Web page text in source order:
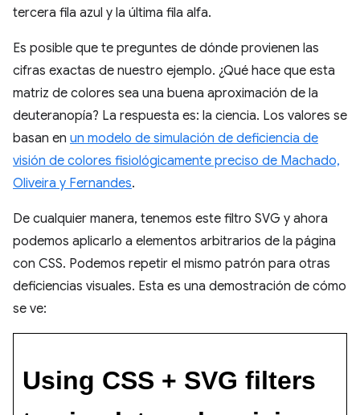
tercera fila azul y la última fila alfa.
Es posible que te preguntes de dónde provienen las
cifras exactas de nuestro ejemplo. ¿Qué hace que esta
matriz de colores sea una buena aproximación de la
deuteranopía? La respuesta es: la ciencia. Los valores se
basan en un modelo de simulación de deficiencia de
visión de colores fisiológicamente preciso de Machado,
Oliveira y Fernandes.
De cualquier manera, tenemos este filtro SVG y ahora
podemos aplicarlo a elementos arbitrarios de la página
con CSS. Podemos repetir el mismo patrón para otras
deficiencias visuales. Esta es una demostración de cómo
se ve: